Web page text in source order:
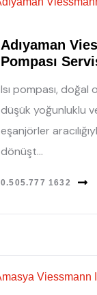
Adıyaman
Pompası
Isı pompası, doğal
düşük yoğunluklu
eşanjörler
dönüşt...
0.505.777 1632